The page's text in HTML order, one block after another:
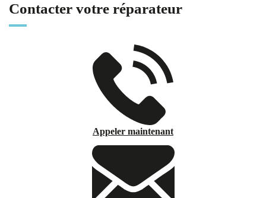
Contacter votre réparateur
Appeler maintenant